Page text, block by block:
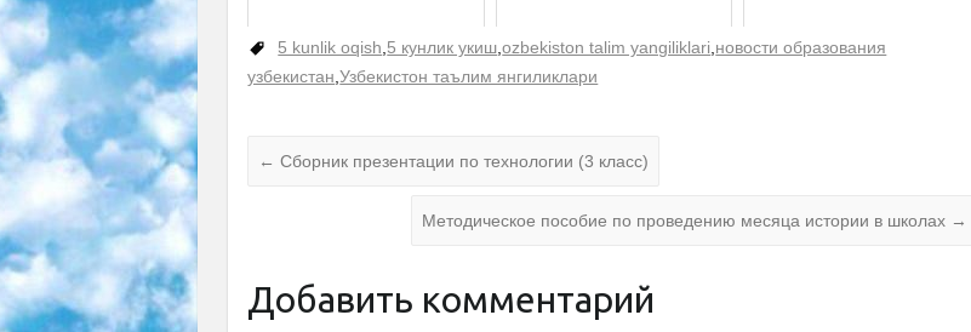
5 kunlik oqish,5 кунлик укиш,ozbekiston talim yangiliklari,новости образования
узбекистан,Узбекистон таълим янгиликлари
← Сборник презентации по технологии (3 класс)
Методическое пособие по проведению месяца истории в школах →
Добавить комментарий